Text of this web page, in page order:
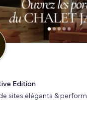
Edition
sites élégants &